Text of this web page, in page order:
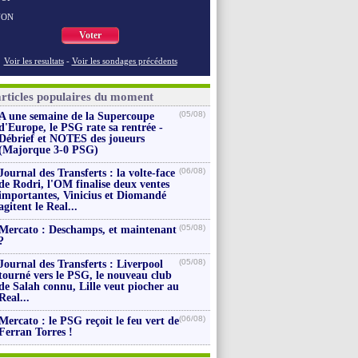
Voter
Voir les resultats - Voir les sondages précédents
populaires du moment
une semaine de la Supercoupe
le PSG rate sa rentrée -
et NOTES des joueurs
3-0 PSG)
(05/08)
des Transferts : la volte-face
Rodri, l'OM finalise deux ventes
Vinicius et Diomandé
le Real...
(06/08)
: Deschamps, et maintenant (05/08)
des Transferts : Liverpool
vers le PSG, le nouveau club
Salah connu, Lille veut piocher au
(05/08)
: le PSG reçoit le feu vert de
Torres !
(06/08)